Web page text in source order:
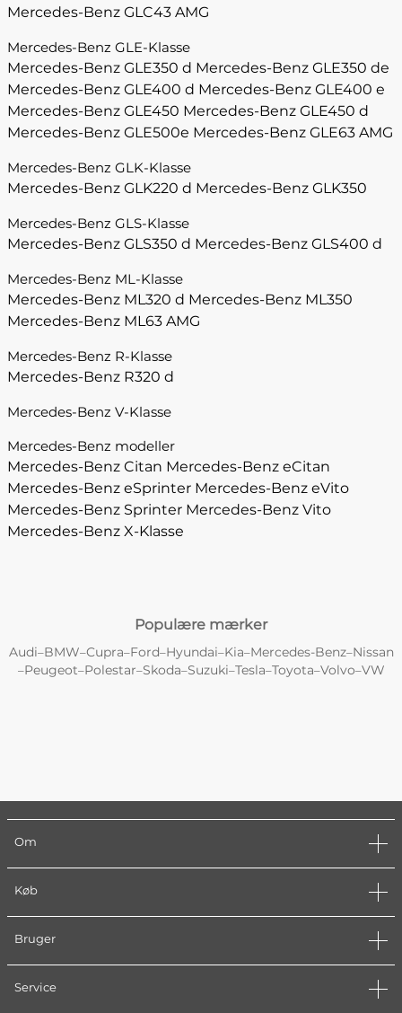
Mercedes-Benz GLC43 AMG
Mercedes-Benz GLE-Klasse
Mercedes-Benz GLE350 d Mercedes-Benz GLE350 de
Mercedes-Benz GLE400 d Mercedes-Benz GLE400 e
Mercedes-Benz GLE450 Mercedes-Benz GLE450 d
Mercedes-Benz GLE500e Mercedes-Benz GLE63 AMG
Mercedes-Benz GLK-Klasse
Mercedes-Benz GLK220 d Mercedes-Benz GLK350
Mercedes-Benz GLS-Klasse
Mercedes-Benz GLS350 d Mercedes-Benz GLS400 d
Mercedes-Benz ML-Klasse
Mercedes-Benz ML320 d Mercedes-Benz ML350
Mercedes-Benz ML63 AMG
Mercedes-Benz R-Klasse
Mercedes-Benz R320 d
Mercedes-Benz V-Klasse
Mercedes-Benz modeller
Mercedes-Benz Citan Mercedes-Benz eCitan
Mercedes-Benz eSprinter Mercedes-Benz eVito
Mercedes-Benz Sprinter Mercedes-Benz Vito
Mercedes-Benz X-Klasse
Populære mærker
Audi–BMW–Cupra–Ford–Hyundai–Kia–Mercedes-Benz–Nissan
–Peugeot–Polestar–Skoda–Suzuki–Tesla–Toyota–Volvo–VW
Om
Køb
Bruger
Service